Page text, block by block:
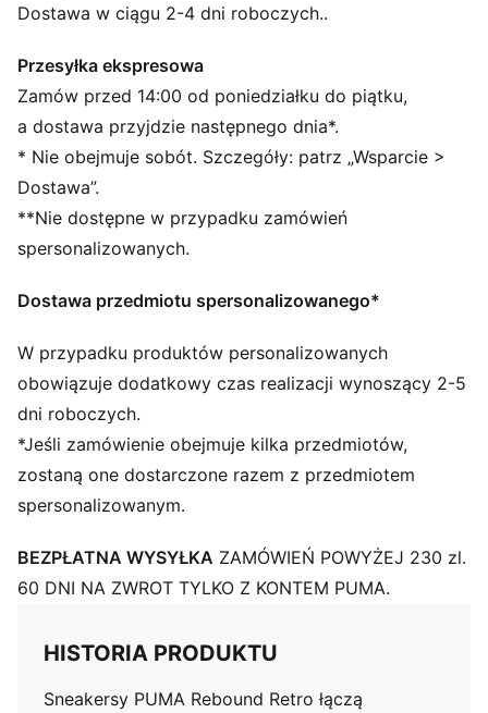
zapewniająca miękką amortyzację dzięki bardzo
SOFTRIDE: miękka pianka zaprojektowana z myślą o
całodziennej amortyzacji i komforcie
SZCZEGÓŁY
Standardowa szerokość
Materiał syntetyczny
Nakładka z zamszu i siateczki
Podeszwa środkowa z pianki EVA
Sznurowane zapięcie
Pasek PUMA Formstrip na zewnętrznym boku
Dostawa w ciągu 2-4 dni roboczych..
Przesyłka ekspresowa
Zamów przed 14:00 od poniedziałku do piątku,
a dostawa przyjdzie następnego dnia*.
* Nie obejmuje sobót. Szczegóły: patrz „Wsparcie >
Dostawa”.
**Nie dostępne w przypadku zamówień
spersonalizowanych.
Dostawa przedmiotu spersonalizowanego*
W przypadku produktów personalizowanych
obowiązuje dodatkowy czas realizacji wynoszący 2-5
dni roboczych.
*Jeśli zamówienie obejmuje kilka przedmiotów,
zostaną one dostarczone razem z przedmiotem
spersonalizowanym.
BEZPŁATNA WYSYŁKA ZAMÓWIEŃ POWYŻEJ 230 zl.
60 DNI NA ZWROT TYLKO Z KONTEM PUMA.
HISTORIA PRODUKTU
Sneakersy PUMA Rebound Retro łączą